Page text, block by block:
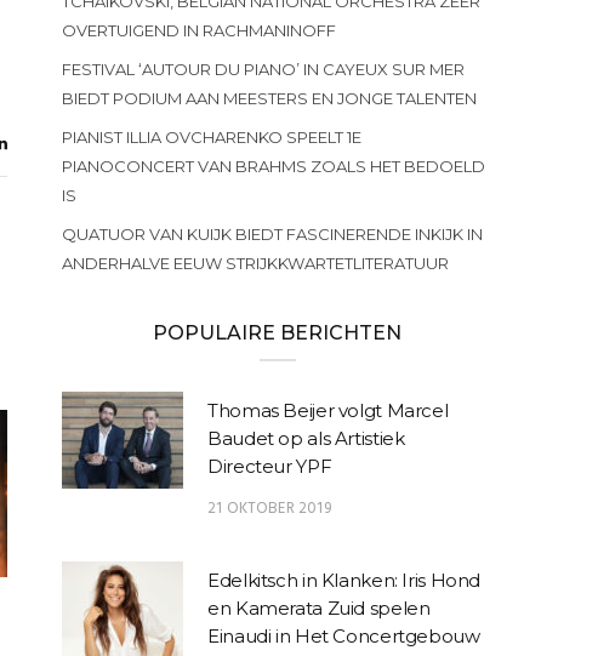
ARTIKELEN,NIEUWS RECENSIES
Vivaldi en de muzikale
NIEUWS
Rencontres Piano
OVERTUIGEND IN RACHMANINOFF
FESTIVAL ‘AUTOUR DU PIANO’ IN CAYEUX SUR MER
BIEDT PODIUM AAN MEESTERS EN JONGE TALENTEN
PIANIST ILLIA OVCHARENKO SPEELT 1E
PIANOCONCERT VAN BRAHMS ZOALS HET BEDOELD
IS
QUATUOR VAN KUIJK BIEDT FASCINERENDE INKIJK IN
ANDERHALVE EEUW STRIJKKWARTETLITERATUUR
POPULAIRE BERICHTEN
Thomas Beijer volgt Marcel
Baudet op als Artistiek
Directeur YPF
21 OKTOBER 2019
Edelkitsch in Klanken: Iris Hond
en Kamerata Zuid spelen
Einaudi in Het Concertgebouw